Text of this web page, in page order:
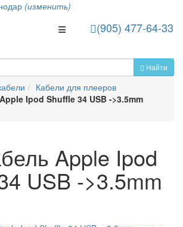
(изменить)
(905) 477-64-33
Toggle Navigation
Найти
Кабели для плееров
Ipod Shuffle 34 USB ->3.5mm
Apple Ipod
USB ->3.5mm